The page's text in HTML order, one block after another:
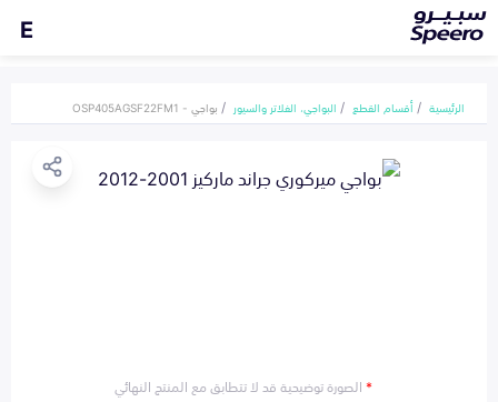
E
الرئيسية أقسام القطع البواجي، الفلاتر والسيور بواجي - OSP405AGSF22FM1
*الصورة توضيحية قد لا تتطابق مع المنتج النهائي